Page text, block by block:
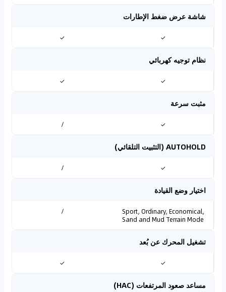
شاشة عرض ضغط الإطارات
✓
✓
نظام توجيه كهربائي
✓
✓
مثبت سرعة
✓
/
AUTOHOLD (التثبيت التلقائي)
✓
/
اختيار وضع القيادة
Sport, Ordinary, Economical,
Sand and Mud Terrain Mode
/
تشغيل المحرك عن بُعد
✓
✓
مساعد صعود المرتفعات (HAC)